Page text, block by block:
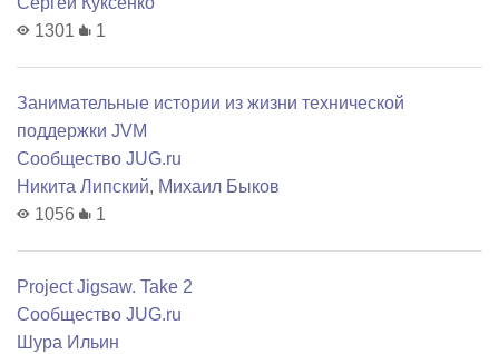
1301
1
Занимательные истории из жизни технической
поддержки JVM
Сообщество JUG.ru
Никита Липский, Михаил Быков
1056
1
Project Jigsaw. Take 2
Сообщество JUG.ru
Шура Ильин